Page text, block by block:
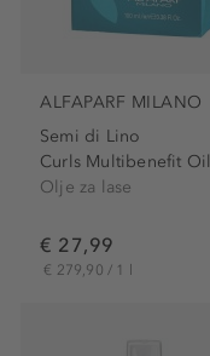
ALFAPARF MILANO
Semi di Lino
Curls Multibenefit Oil
Olje za lase
€ 27,99
€ 279,90 / 1 l